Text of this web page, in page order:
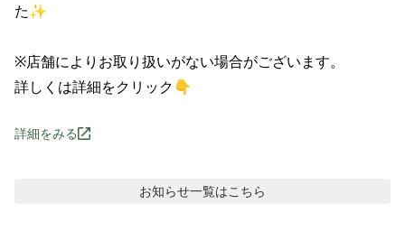
た✨
※店舗によりお取り扱いがない場合がございます。
詳しくは詳細をクリック👇
詳細をみる
お知らせ一覧はこちら